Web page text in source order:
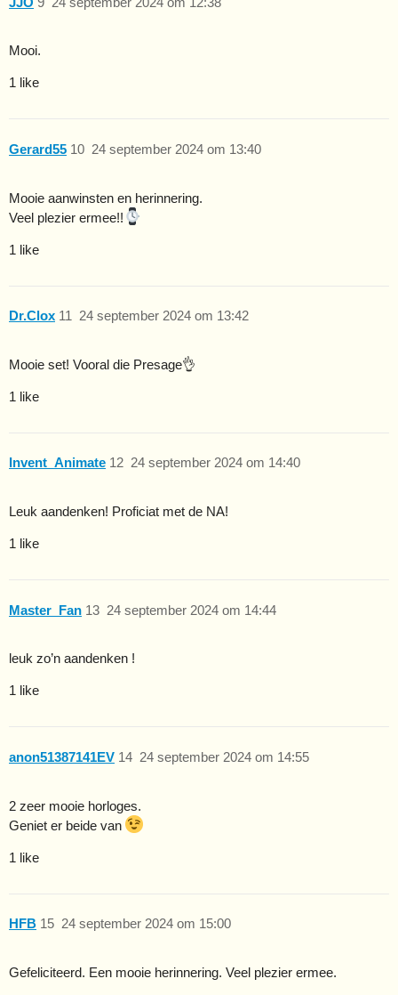
Mooi.
1 like
Gerard55 24 september 2024 om 13:40
10
Mooie aanwinsten en herinnering.
Veel plezier ermee!!
1 like
Dr.Clox 24 september 2024 om 13:42
11
Mooie set! Vooral die Presage👌
1 like
Invent_Animate 24 september 2024 om 14:40
12
Leuk aandenken! Proficiat met de NA!
1 like
Master_Fan 24 september 2024 om 14:44
13
leuk zo’n aandenken !
1 like
anon51387141EV 24 september 2024 om 14:55
14
2 zeer mooie horloges.
Geniet er beide van
1 like
HFB 24 september 2024 om 15:00
15
Gefeliciteerd. Een mooie herinnering. Veel plezier ermee.